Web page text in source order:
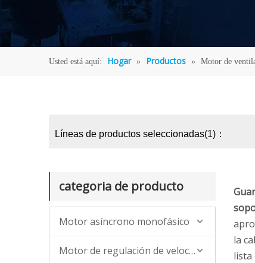
Usted está aquí: Hogar » Productos » Motor de
Líneas de productos seleccionadas(1)：
categoria de producto
Motor asíncrono monofásico
Motor de regulación de velocidad asíncrona de CA (monofásica, trifásica)
la
lista